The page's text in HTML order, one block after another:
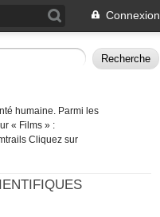
Connexion
humaine. Parmi les
« Films » :
Cliquez sur